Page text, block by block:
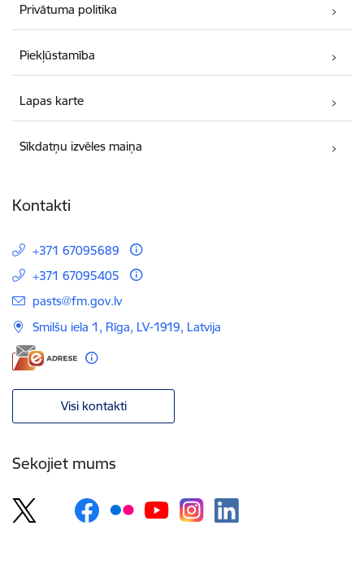
Privātuma politika
Piekļūstamība
Lapas karte
Sīkdatņu izvēles maiņa
Kontakti
+371 67095689
+371 67095405
E-pasts:
pasts@fm.gov.lv
Smilšu iela 1, Rīga, LV-1919, Latvija
Visi kontakti
Sekojiet mums